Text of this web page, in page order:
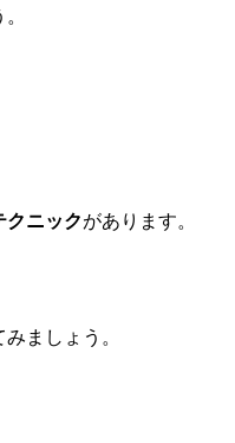
クニックがあります。
ましょう。